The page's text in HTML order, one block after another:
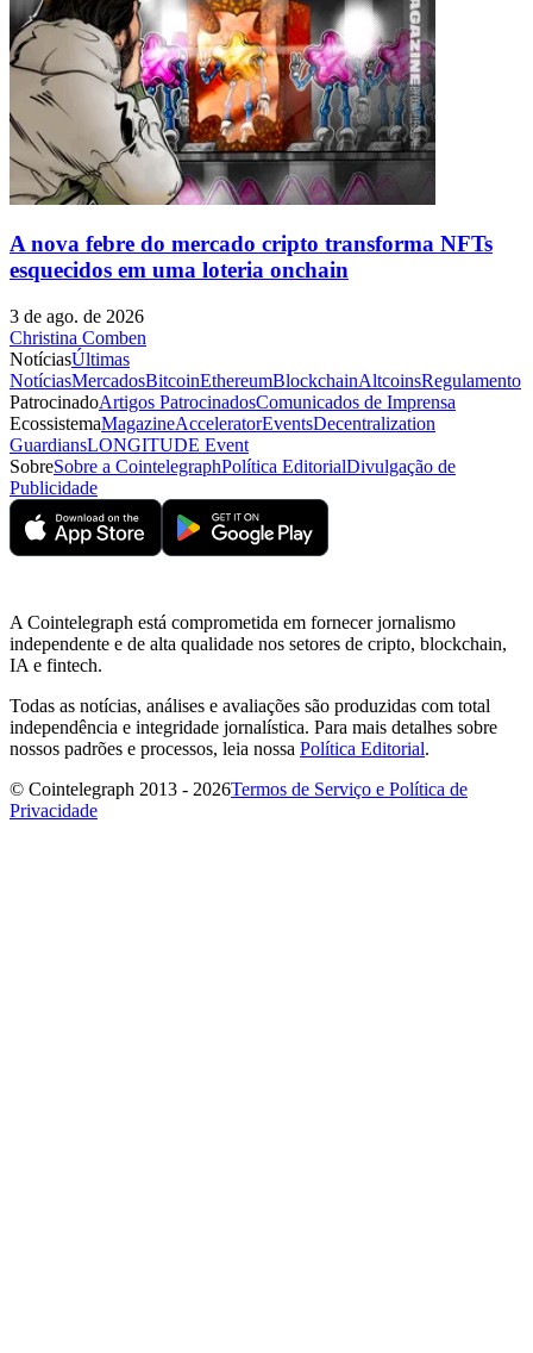
A nova febre do mercado cripto transforma NFTs
esquecidos em uma loteria onchain
3 de ago. de 2026
Christina Comben
NotíciasÚltimas
NotíciasMercadosBitcoinEthereumBlockchainAltcoinsRegulamento
PatrocinadoArtigos PatrocinadosComunicados de Imprensa
EcossistemaMagazineAcceleratorEventsDecentralization
GuardiansLONGITUDE Event
SobreSobre a CointelegraphPolítica EditorialDivulgação de
Publicidade
A Cointelegraph está comprometida em fornecer jornalismo
independente e de alta qualidade nos setores de cripto, blockchain,
IA e fintech.
Todas as notícias, análises e avaliações são produzidas com total
independência e integridade jornalística. Para mais detalhes sobre
nossos padrões e processos, leia nossa Política Editorial.
© Cointelegraph 2013 - 2026Termos de Serviço e Política de
Privacidade